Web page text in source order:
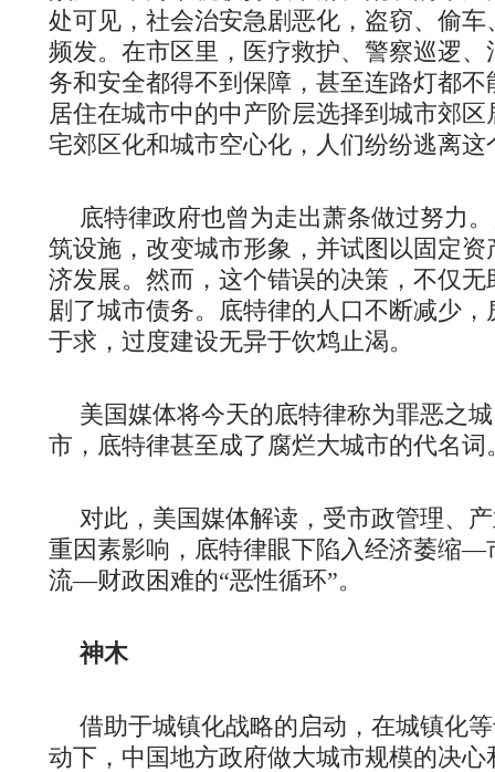
处可见，社会治安急剧恶化，盗窃、偷
频发。在市区里，医疗救护、警察巡逻
务和安全都得不到保障，甚至连路灯都
居住在城市中的中产阶层选择到城市郊
宅郊区化和城市空心化，人们纷纷逃离这
底特律政府也曾为走出萧条做过努力
筑设施，改变城市形象，并试图以固定
济发展。然而，这个错误的决策，不仅
剧了城市债务。底特律的人口不断减少
于求，过度建设无异于饮鸩止渴。
美国媒体将今天的底特律称为罪恶之
市，底特律甚至成了腐烂大城市的代名词
对此，美国媒体解读，受市政管理、
重因素影响，底特律眼下陷入经济萎缩
流—财政困难的“恶性循环”。
神木
借助于城镇化战略的启动，在城镇化
动下，中国地方政府做大城市规模的决